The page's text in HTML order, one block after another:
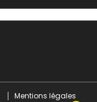
Mentions légales